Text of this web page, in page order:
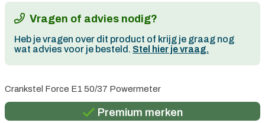
Vragen of advies nodig?
Heb je vragen over dit product of krijg je graag nog
wat advies voor je besteld. Stel hier je vraag.
Crankstel Force E1 50/37 Powermeter
Gratis verzending in België vanaf €100
Premium merken